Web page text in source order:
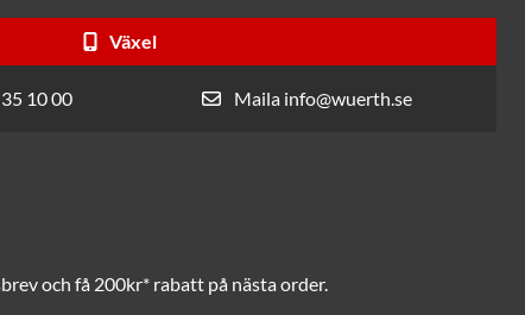
Växel
10 00 Maila info@wuerth.se
och få 200kr* rabatt på nästa order.